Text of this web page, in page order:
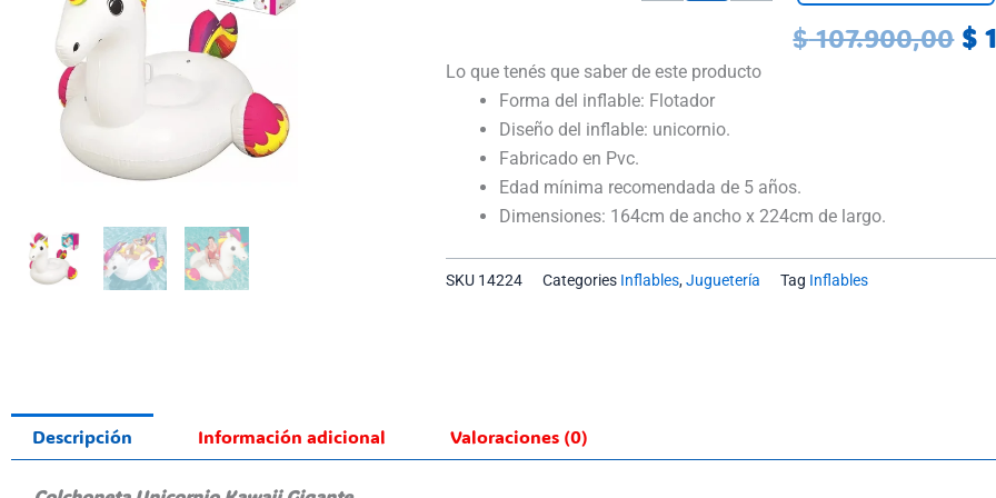
$107.900,00 $
Lo que tenés que saber de este producto
Forma del inflable: Flotador
Diseño del inflable: unicornio.
Fabricado en Pvc.
Edad mínima recomendada de 5 años.
Dimensiones: 164cm de ancho x 224cm de largo.
SKU 14224 Categories Inflables,Juguetería Tag Inflables
Descripción Información adicional Valoraciones (0)